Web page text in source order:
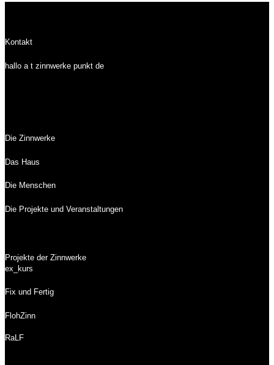
Kontakt
hallo a t zinnwerke punkt de
Die Zinnwerke
Das Haus
Die Menschen
Die Projekte und Veranstaltungen
Projekte der Zinnwerke
ex_kurs
Fix und Fertig
FlohZinn
RaLF